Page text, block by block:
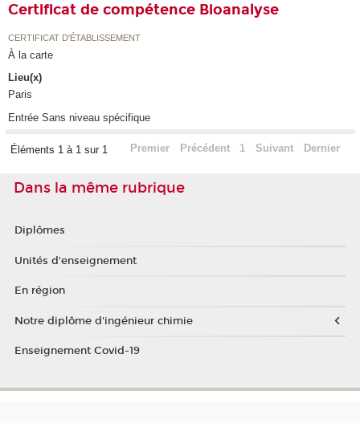
Certificat de compétence Bioanalyse
CERTIFICAT D'ÉTABLISSEMENT
À la carte
Lieu(x)
Paris
Entrée Sans niveau spécifique
Éléments 1 à 1 sur 1 Premier Précédent 1 Suivant Dernier
Dans la même rubrique
Diplômes
Unités d'enseignement
En région
Notre diplôme d'ingénieur chimie
Enseignement Covid-19